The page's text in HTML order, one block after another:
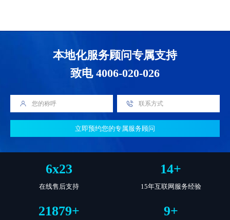
本地化服务顾问专属支持
致电 4006-020-026
立即预约您的专属服务顾问
6x23
在线售后支持
14+
15年互联网服务经验
22493+ 9+